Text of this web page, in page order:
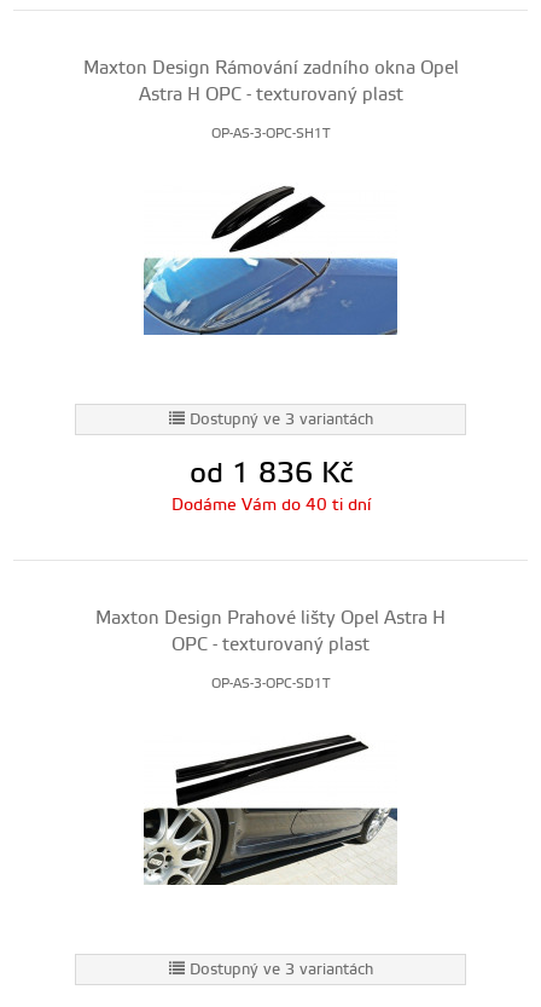
Maxton Design Rámování zadního okna Opel
Astra H OPC - texturovaný plast
OP-AS-3-OPC-SH1T
Dostupný ve 3 variantách
od 1 836 Kč
Dodáme Vám do 40 ti dní
Maxton Design Prahové lišty Opel Astra H
OPC - texturovaný plast
OP-AS-3-OPC-SD1T
Dostupný ve 3 variantách